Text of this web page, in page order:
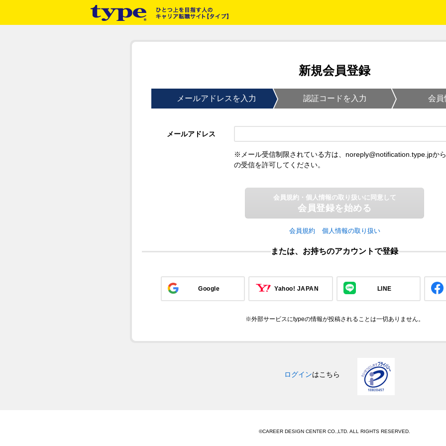
新規会員登録
メールアドレスを入力 認証コードを入力 会員
メールアドレス
※メール受信制限されている方は、noreply@notification.type.jpから
の受信を許可してください。
会員規約・個人情報の取り扱いに同意して
会員登録を始める
会員規約 個人情報の取り扱い
または、お持ちのアカウントで登録
Google Yahoo! JAPAN LINE
※外部サービスにtypeの情報が投稿されることは一切ありません。
ログインはこちら
©CAREER DESIGN CENTER CO.,LTD. ALL RIGHTS RESERVED.